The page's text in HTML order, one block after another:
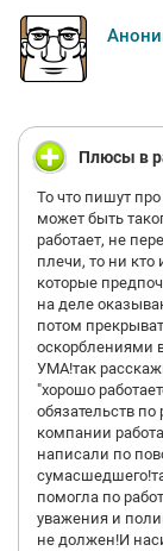
Плюсы в
То что пишут
может быть
работает, не
плечи, то ни кто
которые
на деле
потом
оскорблениями
УМА!так
"хорошо
обязательств
компании
написали по
помогла по
уважения и
не должен!И